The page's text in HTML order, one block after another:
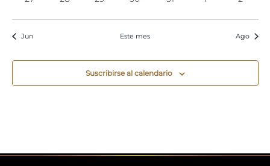
Jun Este mes Ago
Suscribirse al calendario